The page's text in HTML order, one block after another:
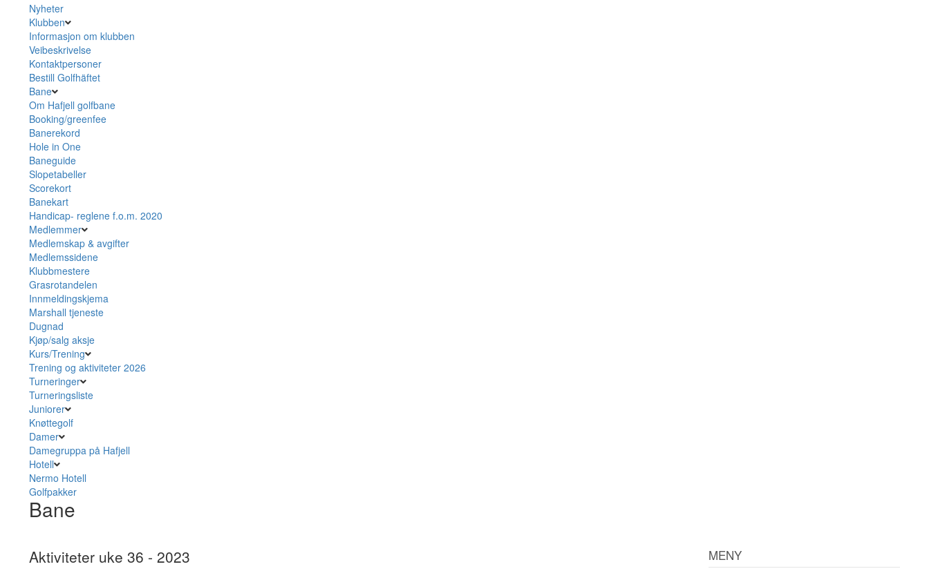
Nyheter
Klubben
Informasjon om klubben
Veibeskrivelse
Kontaktpersoner
Bestill Golfhäftet
Bane
Om Hafjell golfbane
Booking/greenfee
Banerekord
Hole in One
Baneguide
Slopetabeller
Scorekort
Banekart
Handicap- reglene f.o.m. 2020
Medlemmer
Medlemskap & avgifter
Medlemssidene
Klubbmestere
Grasrotandelen
Innmeldingskjema
Marshall tjeneste
Dugnad
Kjøp/salg aksje
Kurs/Trening
Trening og aktiviteter 2026
Turneringer
Turneringsliste
Juniorer
Knøttegolf
Damer
Damegruppa på Hafjell
Hotell
Nermo Hotell
Golfpakker
Bane
Aktiviteter uke 36 - 2023 MENY